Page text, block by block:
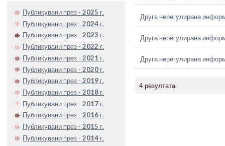
Публикувани през - 2025 г.
Публикувани през - 2024 г.
Публикувани през - 2023 г.
Публикувани през - 2022 г.
Публикувани през - 2021 г.
Публикувани през - 2020 г.
Публикувани през - 2019 г.
Публикувани през - 2018 г.
Публикувани през - 2017 г.
Публикувани през - 2016 г.
Публикувани през - 2015 г.
Публикувани през - 2014 г.
Друга нерегулирана
Друга нерегулирана
Друга нерегулирана
4 резултата